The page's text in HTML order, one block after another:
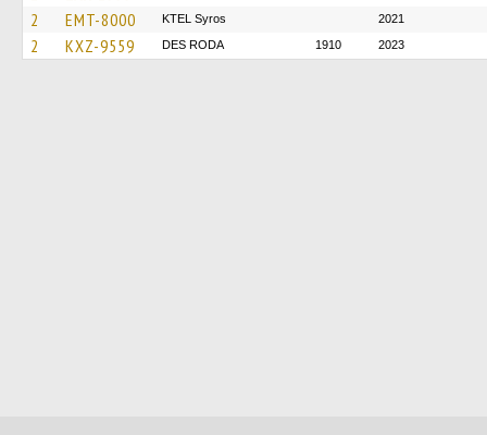
2 EMT-8000 KTEL Syros 2021
2 KXZ-9559 DES RODA 1910 2023